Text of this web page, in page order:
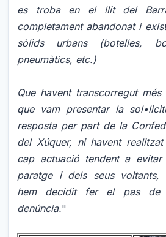
es troba en el llit del
completament abandonat i
sòlids urbans (botelles,
pneumàtics, etc.)
Que havent transcorregut
que vam presentar la
resposta per part de la
del Xúquer, ni havent realitzat
cap actuació tendent a
paratge i dels seus voltants,
hem decidit fer el pas de
denúncia."